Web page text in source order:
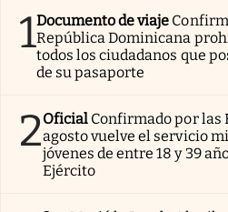
1Documento de viaje
República Dominicana
todos los ciudadanos que
de su pasaporte
2Oficial Confirmado por las
agosto vuelve el servicio
jóvenes de entre 18 y 39
Ejército